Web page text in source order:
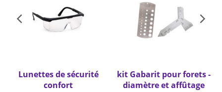
Lunettes de sécurité
confort
kit Gabarit pour forets -
diamètre et affûtage